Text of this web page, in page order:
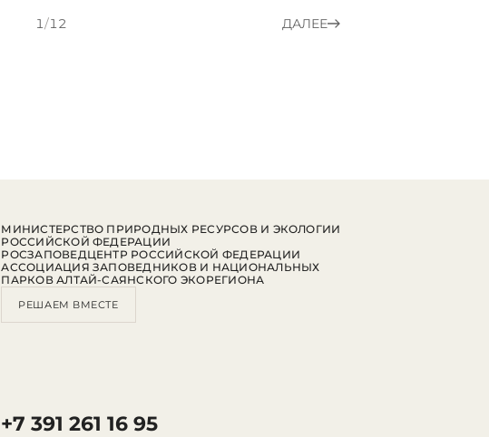
1/12 ДАЛЕЕ
+7 391 261 16 95
МИНИСТЕРСТВО ПРИРОДНЫХ РЕСУРСОВ И ЭКОЛОГИИ
РОССИЙСКОЙ ФЕДЕРАЦИИ
РОСЗАПОВЕДЦЕНТР РОССИЙСКОЙ ФЕДЕРАЦИИ
АССОЦИАЦИЯ ЗАПОВЕДНИКОВ И НАЦИОНАЛЬНЫХ
ПАРКОВ АЛТАЙ-САЯНСКОГО ЭКОРЕГИОНА
РЕШАЕМ ВМЕСТЕ